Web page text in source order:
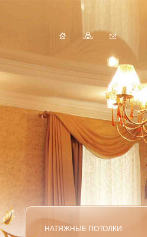
НАТЯЖНЫЕ ПОТОЛКИ